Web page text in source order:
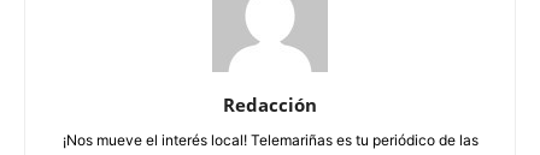
Redacción
¡Nos mueve el interés local! Telemariñas es tu periódico de las